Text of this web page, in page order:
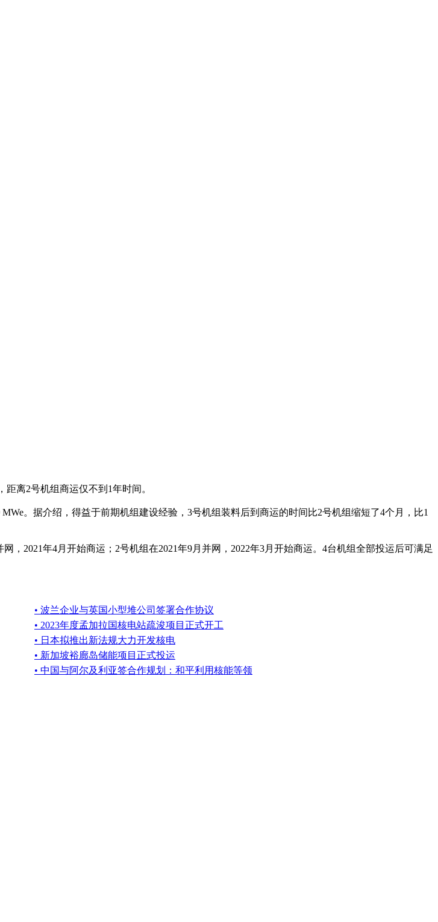
离2号机组商运仅不到1年时间。
。据介绍，得益于前期机组建设经验，3号机组装料后到商运的时间比2号机组缩短了4个月，比1
，2021年4月开始商运；2号机组在2021年9月并网，2022年3月开始商运。4台机组全部投运后可满足
• 波兰企业与英国小型堆公司签署合作协议
• 2023年度孟加拉国核电站疏浚项目正式开工
• 日本拟推出新法规大力开发核电
• 新加坡裕廊岛储能项目正式投运
• 中国与阿尔及利亚签合作规划：和平利用核能等领